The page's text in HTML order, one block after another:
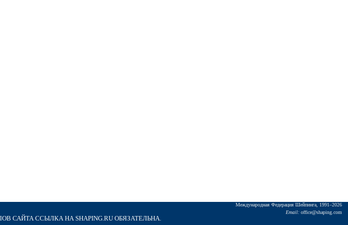
Междунаpодная Федеpация Шейпинга, 1991–2026
Email: office@shaping.com
ССЫЛКА НА SHAPING.RU ОБЯЗАТЕЛЬНА.